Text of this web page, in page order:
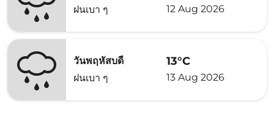
ฝนเบา ๆ
12 Aug 2026
วันพฤหัสบดี
ฝนเบา ๆ
13°C
13 Aug 2026